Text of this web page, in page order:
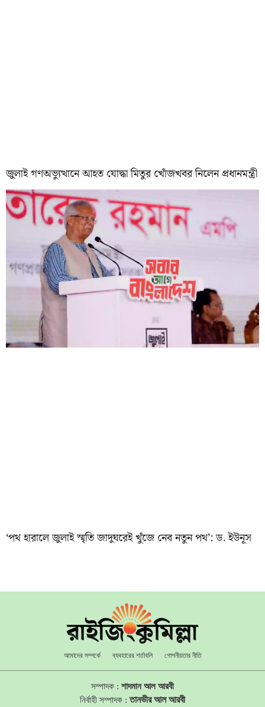
জুলাই গণঅভ্যুত্থানে আহত যোদ্ধা মিতুর খোঁজখবর নিলেন প্রধানমন্ত্রী
‘পথ হারালে জুলাই স্মৃতি জাদুঘরেই খুঁজে নেব নতুন পথ’: ড. ইউনূস
আমাদের সম্পর্কে ব্যবহারের শর্তাবলি গোপনীয়তার নীতি
সম্পাদক : শাদমান আল আরবী
নির্বাহী সম্পাদক :তানভীর আল আরবী